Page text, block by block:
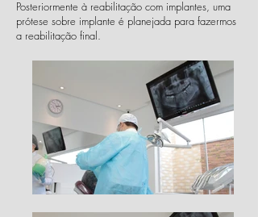
Posteriormente à reabilitação com implantes, uma
prótese sobre implante é planejada para fazermos
a reabilitação final.